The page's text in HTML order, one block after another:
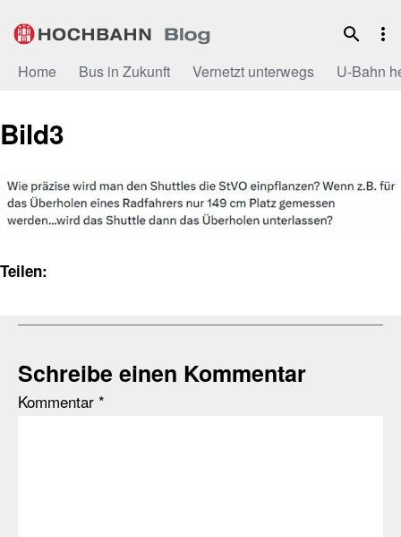
Inhalt
Home Bus in Zukunft Vernetzt unterwegs U-Bahn
Bild3
Teilen:
Schreibe einen Kommentar
Kommentar *